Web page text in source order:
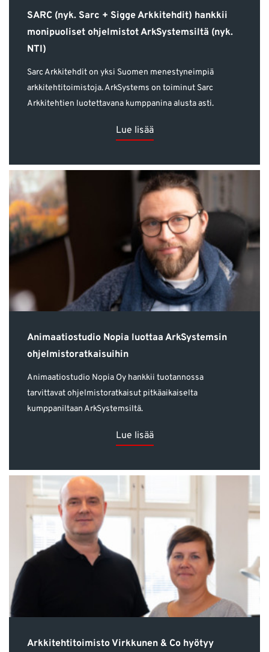
SARC (nyk. Sarc + Sigge Arkkitehdit) hankkii
monipuoliset ohjelmistot ArkSystemsiltä (nyk.
NTI)
Sarc Arkkitehdit on yksi Suomen menestyneimpiä
arkkitehtitoimistoja. ArkSystems on toiminut Sarc
Arkkitehtien luotettavana kumppanina alusta asti.
Lue lisää
Animaatiostudio Nopia luottaa ArkSystemsin
ohjelmistoratkaisuihin
Animaatiostudio Nopia Oy hankkii tuotannossa
tarvittavat ohjelmistoratkaisut pitkäaikaiselta
kumppaniltaan ArkSystemsiltä.
Lue lisää
Arkkitehtitoimisto Virkkunen & Co hyötyy